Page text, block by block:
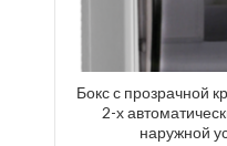
Бокс с прозрачной
2-х
наружной